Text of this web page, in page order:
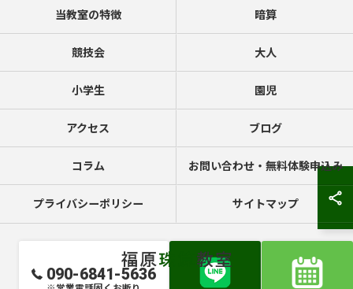
090-6841-5636
当教室の特徴 暗算
競技会 大人
小学生 園児
アクセス ブログ
コラム お問い合わせ・無料体験申込み
プライバシーポリシー サイトマップ